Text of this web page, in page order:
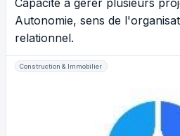
Capacité à gérer plusieurs
Autonomie, sens de
relationnel.
Construction & Immobilier